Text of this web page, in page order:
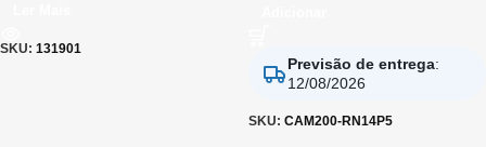
SKU: 131901
Previsão de entrega:
12/08/2026
SKU: CAM200-RN14P5